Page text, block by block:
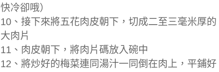
快冷卻哦）
10、接下來將五花肉皮朝下，切成二至三毫米厚的
大肉片
11、肉皮朝下，將肉片碼放入碗中
12、將炒好的梅菜連同湯汁一同倒在肉上，平鋪好